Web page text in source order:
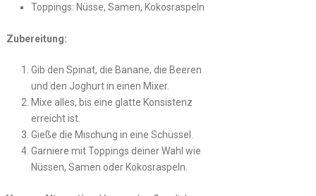
Toppings: Nüsse, Samen, Kokosraspeln
Zubereitung:
Gib den Spinat, die Banane, die Beeren
und den Joghurt in einen Mixer.
Mixe alles, bis eine glatte Konsistenz
erreicht ist.
Gieße die Mischung in eine Schüssel.
Garniere mit Toppings deiner Wahl wie
Nüssen, Samen oder Kokosraspeln.